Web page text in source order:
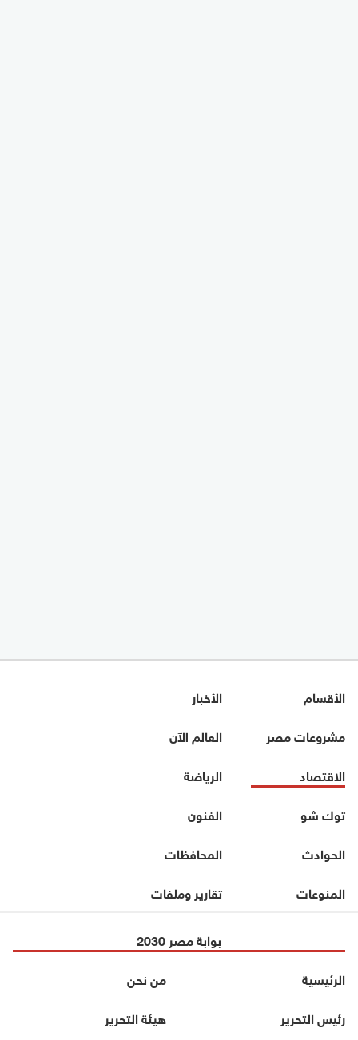
الأقسام
الأخبار
مشروعات مصر
العالم الآن
الاقتصاد
الرياضة
توك شو
الفنون
الحوادث
المحافظات
المنوعات
تقارير وملفات
بوابة مصر 2030
الرئيسية
من نحن
رئيس التحرير
هيئة التحرير